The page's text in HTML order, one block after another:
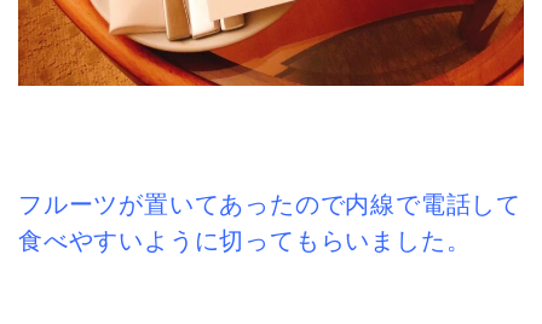
フルーツが置いてあったので内線で電話して
食べやすいように切ってもらいました。